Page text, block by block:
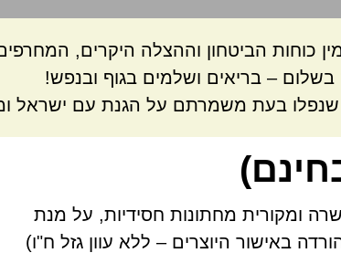
כוחות הביטחון וההצלה היקרים,
– בריאים ושלמים בגוף ובנפש!
שנפלו בעת משמרתם על הגנת עם ישראל
ומקורית מחתונות חסידיות, על מנת
באישור היוצרים – ללא עוון גזל ח"ו)